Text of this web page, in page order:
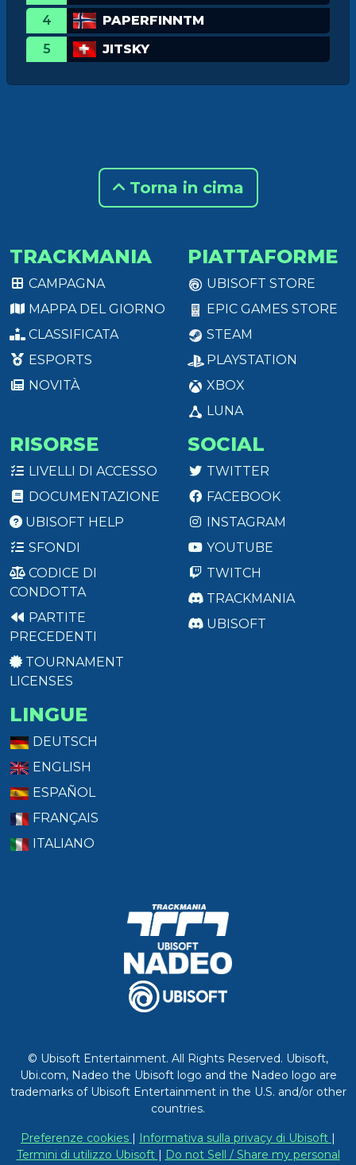
4
PAPERFINNTM
5
JITSKY
Torna in cima
TRACKMANIA
CAMPAGNA
MAPPA DEL GIORNO
CLASSIFICATA
ESPORTS
NOVITÀ
PIATTAFORME
UBISOFT STORE
EPIC GAMES STORE
STEAM
PLAYSTATION
XBOX
LUNA
RISORSE
LIVELLI DI ACCESSO
DOCUMENTAZIONE
UBISOFT HELP
SFONDI
CODICE DI
CONDOTTA
PARTITE
PRECEDENTI
TOURNAMENT
LICENSES
SOCIAL
TWITTER
FACEBOOK
INSTAGRAM
YOUTUBE
TWITCH
TRACKMANIA
UBISOFT
LINGUE
DEUTSCH
ENGLISH
ESPAÑOL
FRANÇAIS
ITALIANO
© Ubisoft Entertainment. All Rights Reserved. Ubisoft,
Ubi.com, Nadeo the Ubisoft logo and the Nadeo logo are
trademarks of Ubisoft Entertainment in the U.S. and/or other
countries.
Preferenze cookies | Informativa sulla privacy di Ubisoft |
Termini di utilizzo Ubisoft | Do not Sell / Share my personal